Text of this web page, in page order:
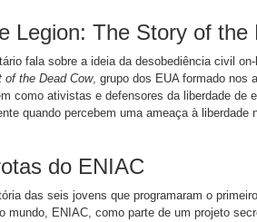
Legion: The Story of the
fala sobre a ideia da desobediência civil
of the Dead Cow, grupo dos EUA formado nos
como ativistas e defensores da liberdade de
quando percebem uma ameaça à liberdade
do ENIAC
das seis jovens que programaram o
mundo, ENIAC, como parte de um projeto